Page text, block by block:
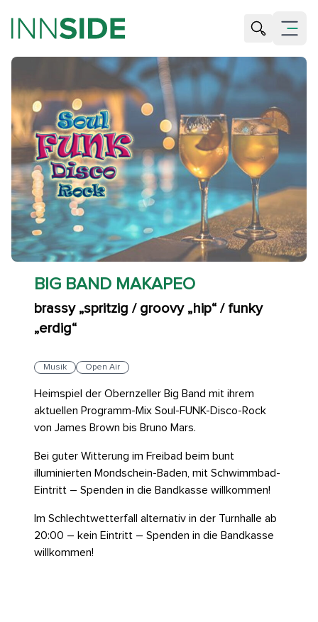
Suche
Menü
BIG BAND MAKAPEO
brassy „spritzig / groovy „hip“ / funky
„erdig“
Musik Open Air
Heimspiel der Obernzeller Big Band mit ihrem
aktuellen Programm-Mix Soul-FUNK-Disco-Rock
von James Brown bis Bruno Mars.
Bei guter Witterung im Freibad beim bunt
illuminierten Mondschein-Baden, mit Schwimmbad-
Eintritt – Spenden in die Bandkasse willkommen!
Im Schlechtwetterfall alternativ in der Turnhalle ab
20:00 – kein Eintritt – Spenden in die Bandkasse
willkommen!